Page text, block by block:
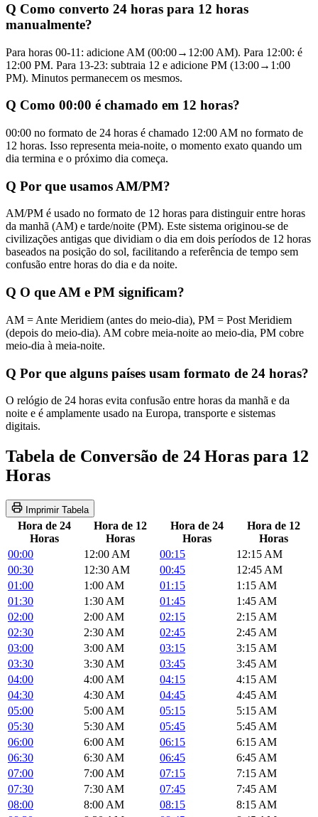
Q Como converto 24 horas para 12 horas
manualmente?
Para horas 00-11: adicione AM (00:00→12:00 AM). Para 12:00: é
12:00 PM. Para 13-23: subtraia 12 e adicione PM (13:00→1:00
PM). Minutos permanecem os mesmos.
Q Como 00:00 é chamado em 12 horas?
00:00 no formato de 24 horas é chamado 12:00 AM no formato de
12 horas. Isso representa meia-noite, o momento exato quando um
dia termina e o próximo dia começa.
Q Por que usamos AM/PM?
AM/PM é usado no formato de 12 horas para distinguir entre horas
da manhã (AM) e tarde/noite (PM). Este sistema originou-se de
civilizações antigas que dividiam o dia em dois períodos de 12 horas
baseados na posição do sol, facilitando a referência de tempo sem
confusão entre horas do dia e da noite.
Q O que AM e PM significam?
AM = Ante Meridiem (antes do meio-dia), PM = Post Meridiem
(depois do meio-dia). AM cobre meia-noite ao meio-dia, PM cobre
meio-dia à meia-noite.
Q Por que alguns países usam formato de 24 horas?
O relógio de 24 horas evita confusão entre horas da manhã e da
noite e é amplamente usado na Europa, transporte e sistemas
digitais.
Tabela de Conversão de 24 Horas para 12
Horas
Imprimir Tabela
Hora de 24
Horas
Hora de 12
Horas
Hora de 24
Horas
Hora de 12
Horas
00:00
12:00 AM 00:15
12:15 AM
00:30
12:30 AM 00:45
12:45 AM
01:00
1:00 AM 01:15
1:15 AM
01:30
1:30 AM 01:45
1:45 AM
02:00
2:00 AM 02:15
2:15 AM
02:30
2:30 AM 02:45
2:45 AM
03:00
3:00 AM 03:15
3:15 AM
03:30
3:30 AM 03:45
3:45 AM
04:00
4:00 AM 04:15
4:15 AM
04:30
4:30 AM 04:45
4:45 AM
05:00
5:00 AM 05:15
5:15 AM
05:30
5:30 AM 05:45
5:45 AM
06:00
6:00 AM 06:15
6:15 AM
06:30
6:30 AM 06:45
6:45 AM
07:00
7:00 AM 07:15
7:15 AM
07:30
7:30 AM 07:45
7:45 AM
08:00
8:00 AM 08:15
8:15 AM